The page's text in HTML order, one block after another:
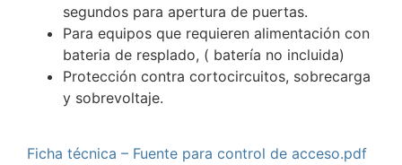
segundos para apertura de puertas.
Para equipos que requieren alimentación con
bateria de resplado, ( batería no incluida)
Protección contra cortocircuitos, sobrecarga
y sobrevoltaje.
Ficha técnica – Fuente para control de acceso.pdf